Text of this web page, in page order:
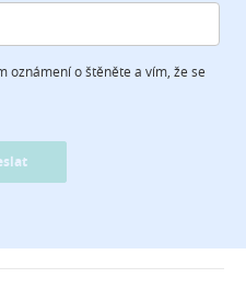
oznámení o štěněte a vím, že se